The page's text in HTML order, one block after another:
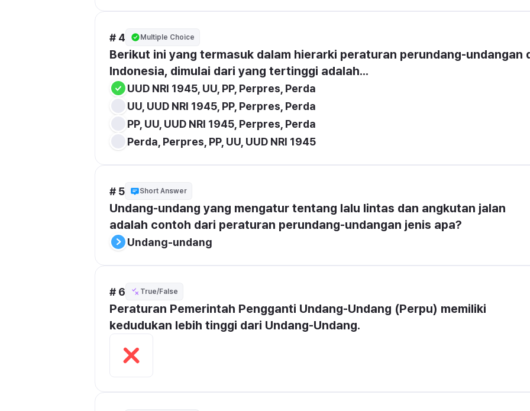
# 4 Multiple Choice
Berikut ini yang termasuk dalam hierarki peraturan perundang-undangan
Indonesia, dimulai dari yang tertinggi adalah...
UUD NRI 1945, UU, PP, Perpres, Perda
UU, UUD NRI 1945, PP, Perpres, Perda
PP, UU, UUD NRI 1945, Perpres, Perda
Perda, Perpres, PP, UU, UUD NRI 1945
# 5 Short Answer
Undang-undang yang mengatur tentang lalu lintas dan angkutan jalan
adalah contoh dari peraturan perundang-undangan jenis apa?
Undang-undang
# 6 True/False
Peraturan Pemerintah Pengganti Undang-Undang (Perpu) memiliki
kedudukan lebih tinggi dari Undang-Undang.